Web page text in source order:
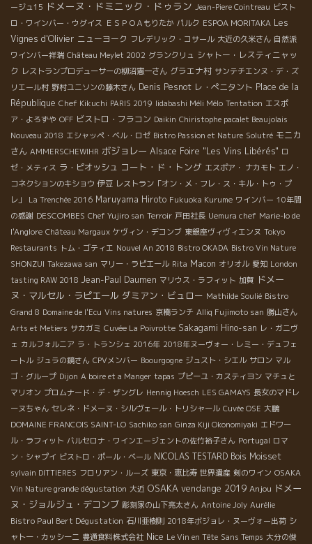
ージュ15 ドメーヌ・ドミニック・ドゥラン Jean-Piere Cointreau ビスト
ロ・ワインバー・ウグイス ＥＳＰＯＡもりたか パルク ESPOA MORITAKA Les
Vignes d'Olivier ニューヨーク フレデリック・コサール 大近の久米さん 自然派
ワインバー祥瑞 Château Meylet 2002 グランクリュ シャトー・レスティニャッ
ク レストランプロデューサーの柳沼憲一さん グラエナ村 サンテチエンヌ・デ・ズ
リエール村 野村ユニソンの藤木さん Denis Pesnot レ・ぺニタント Place de la
République Chef Kikuchi PARIS 2019 Iidabashi Méli Mélo Tentation エスポ
ア・よろずや OFF ビストロ・フラコン Daikin Chiristophe pacalet Beaujolais
Nouveau 2018 エシャッペ・ベル・ロゼ Bistro Passion et Nature Solutré モニカ
さん AMMERSCHEWIHR ボジョレー Alsace Foire "Les Vins Libérés" ロ
ゼ・メティス ラ・ピオッシュ コート・ド・トング エスポア・ ナカモト エノ・
コネクションのキショウ 伊豆 レストラン「オン・メ・フレ・ス・キル・トゥ・プ
レ」
La Trenchée 2016 Maruyama Hiroto Fukuoka Kurume ワインバー 10年間
の感謝 DESCOMBES Chef Yujiro san Terroir 戸田社長 Uemura chef Marie-lo de
l'Anglore Château Margaux ケヴィン・デコンブ 東銀座ヴィヴィエンヌ Tokyo
Restaurants トム・ゴティエ Nouvel An 2018 Bistro OKADA Bistro Vin Nature
SHONZUI Takezawa san マリー・ラピエール Rita Macon オリオル 愛知 London
tasting RAW 2018 Jean-Paul Daumen マリウス・ラフィット 加賀 ドメー
ヌ・マルセル・ラピエール ダミアン・ビュロー Mathilde Soulié Bistro
Grand 8 Domaine de l'Ecu Vins natures 京橋ランチ Alliq Fujimoto san 勝山さん
Arts et Metiers サカガミ Cuvée La Poivrotte Sakagami Hino-san レ・ガニヴ
ェ カルフォルニア ラ・トランシェ 2016年 2018年ヌーヴォー・レミー・デュフェ
ートル ジュラの鏡さん CPVメンバー Boourgogne ジュスト・シエル サロン マル
ゴ・グループ Dijon A boire et a Manger tapas プピーユ・カスティヨン マチュと
マリオン プロムナード・デ・ザングレ Hennig Hoesch LES GAMAYS 長女のマドレ
ーヌちゃん セレネ・ドメーヌ・シルヴェール・トリシャール Cuvée OSE 大鵬
DOMAINE FRANCOIS SAINT-LO Sachiko san Ginza Kiji Okonomiyaki エドワー
ル・ラフィット バルセロナ・ワインエージェントの佐竹裕子さん Portugal ロマ
ン・シャプイ ビストロ・ポール・ベール NICOLAS TESTARD Bois Moisset
sylvain DITTIERES フロリアン・ルーズ 東京・恵比寿 世界遺産 剣のワイン OSAKA
Vin Nature grande dégustation 大近 OSAKA vendange 2019 Anjou ドメー
ヌ・ジョルジュ・デコンブ 彫刻家の山下亮太さん Antoine Joly Aurélie
Bistro Paul Bert Dégustation 石川亜樹則 2018年ボジョレ・ヌーヴォー出荷 シ
ャトー・カッシーニ 豊通食料株式会社 Nice Le Vin en Tête Sans Temps 大分の俊